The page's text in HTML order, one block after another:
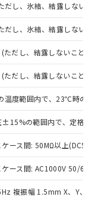
し、氷結、結露しないこ
し、氷結、結露しないこ
だし、結露しないこと)
だし、結露しないこと)
温度範囲内で、23℃時の
±15%の範囲内で、定格
ース間: 50MΩ以上
ケース間: AC1000V 50/
複振幅 1.5mm X、Y、Z
意のうえ
器事業取扱
標準価格
もので
の中には、
商品もある
会結果は、
の社内デー
）の非含
物質）の
を出す予
物質）の
確認中の
物で、有
。
品として
合などや
。
国RoHSの
。
国RoHSの
す。
門へお問
ち、外国
める商品
）を輸出